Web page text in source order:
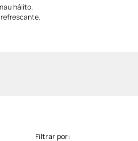
hálito.